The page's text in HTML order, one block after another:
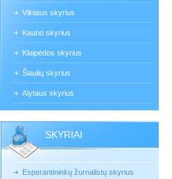
Vilniaus skyrius
Kauno skyrius
Klaipėdos skyrius
Šiaulių skyrius
Alytaus skyrius
SKYRIAI
Esperantininkų žurnalistų skyrius